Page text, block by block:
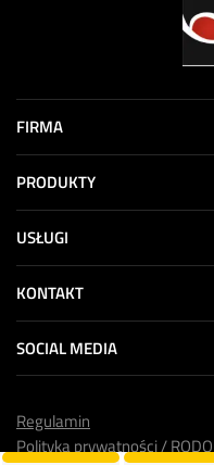
FIRMA
PRODUKTY
USŁUGI
KONTAKT
SOCIAL MEDIA
Regulamin
Polityka prywatności / RODO